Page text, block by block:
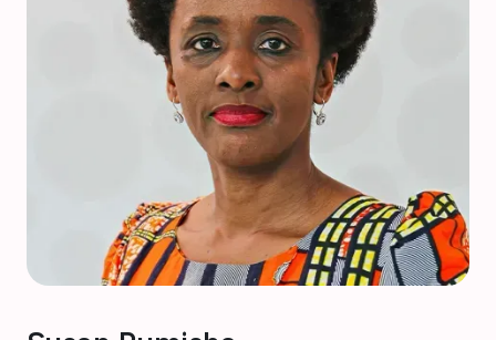
combinaisons d'interventions établies et nouvelles. L'objectif de
ses travaux est de fournir un soutien aux programmes nationaux
de lutte contre le paludisme dans les pays en simulant l'impact
des interventions antipaludiques dans des contextes donnés.
Emily est également membre des comités des finances, de la
gouvernance et de l'apprentissage de l'AMMNet.